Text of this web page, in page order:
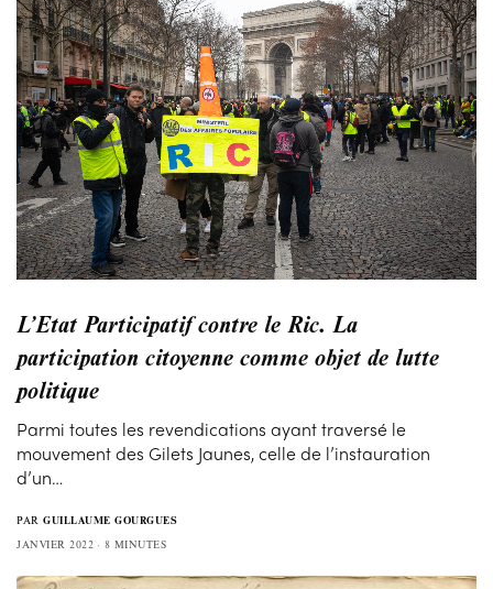
L’Etat Participatif contre le Ric. La
participation citoyenne comme objet de lutte
politique
Parmi toutes les revendications ayant traversé le
mouvement des Gilets Jaunes, celle de l’instauration
d’un…
PAR GUILLAUME GOURGUES
JANVIER 2022
8 MINUTES